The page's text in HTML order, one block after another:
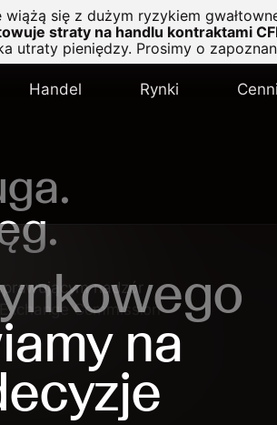
się z dużym ryzykiem
straty na handlu kontraktami
utraty pieniędzy. Prosimy o
Handel Rynki
na
nadzór
Commission